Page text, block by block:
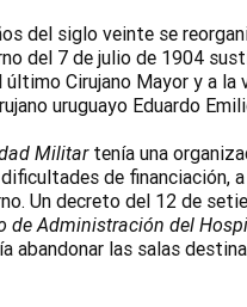
del siglo veinte se
del 7 de julio de 1904
último Cirujano Mayor y a
uruguayo Eduardo
Militar tenía una
de financiación,
Un decreto del 12 de
de Administración del
abandonar las salas